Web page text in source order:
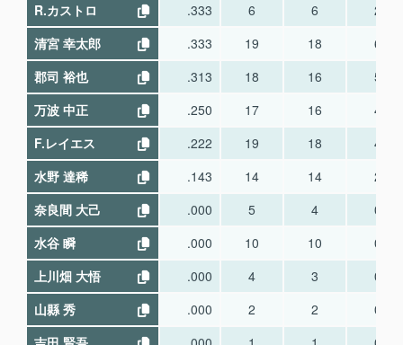
R.カストロ
.333 6 6
2
清宮 幸太郎
.333 19 18
6
郡司 裕也
.313 18 16
5
万波 中正
.250 17 16
4
F.レイエス
.222 19 18
4
水野 達稀
.143 14 14
2
奈良間 大己
.000 5 4
0
水谷 瞬
.000 10 10
0
上川畑 大悟
.000 4 3
0
山縣 秀
.000 2 2
0